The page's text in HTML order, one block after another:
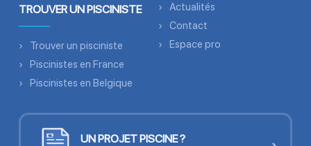
TROUVER UN PISCINISTE
Trouver un pisciniste
Piscinistes en France
Piscinistes en Belgique
Actualités
Contact
Espace pro
UN PROJET PISCINE ?